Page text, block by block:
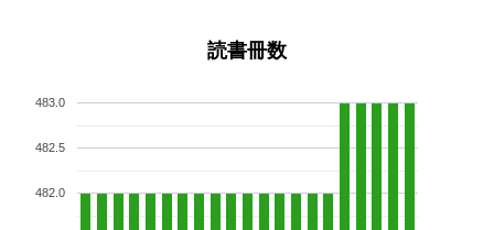
読書冊数
482.0
482.5
483.0